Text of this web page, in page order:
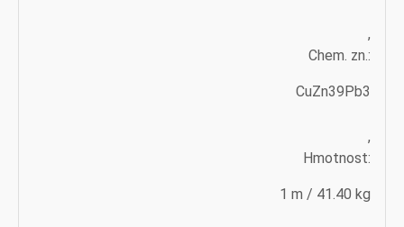
,
Chem. zn.:
CuZn39Pb3
,
Hmotnost:
1 m / 41.40 kg